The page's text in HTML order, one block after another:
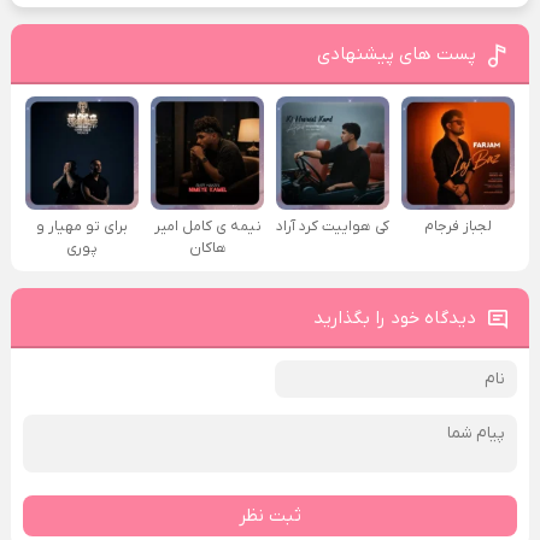
پست های پیشنهادی
لجباز فرجام کی هواییت کرد آراد
نیمه ی کامل امیر
هاکان
برای تو مهیار و
پوری
دیدگاه خود را بگذارید
ثبت نظر